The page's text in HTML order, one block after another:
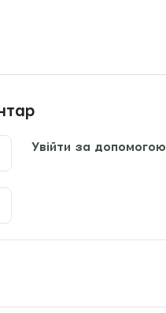
Увійти за допомогою